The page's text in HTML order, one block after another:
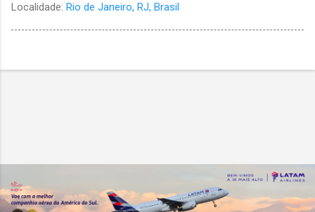
Localidade: Rio de Janeiro, RJ, Brasil